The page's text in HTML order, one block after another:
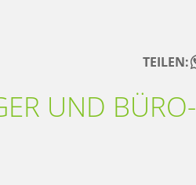
TEILEN:
UND BÜRO-